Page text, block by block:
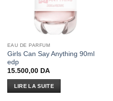
EAU DE PARFUM
Girls Can Say Anything 90ml
edp
15.500,00 DA
LIRE LA SUITE